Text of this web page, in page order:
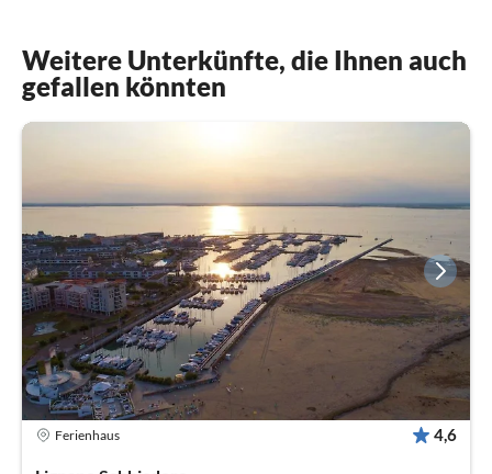
Weitere Unterkünfte, die Ihnen auch
gefallen könnten
Ferienhaus 4,6